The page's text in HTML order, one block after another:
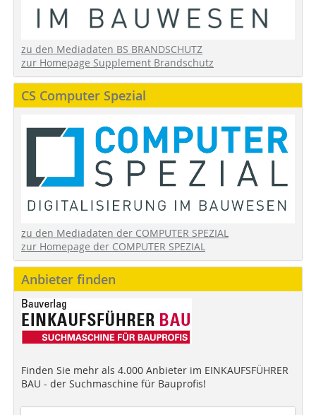
zu den Mediadaten BS BRANDSCHUTZ
zur Homepage Supplement Brandschutz
CS Computer Spezial
zu den Mediadaten der COMPUTER SPEZIAL
zur Homepage der COMPUTER SPEZIAL
Anbieter finden
Finden Sie mehr als 4.000 Anbieter im EINKAUFSFÜHRER
BAU - der Suchmaschine für Bauprofis!